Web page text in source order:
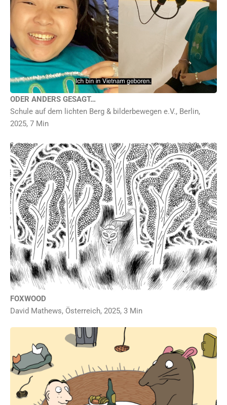
Muttersprachen selbst ein. Der Film verbindet ihre kreative Arbeit mit den
entstandenen Animationen – eine bunte Reise durch Kulturen, Sprachen und kreative
Perspektiven der Kinder. Ein Projekt von bilderbewegen e.V.
Weltpremiere
ODER ANDERS GESAGT…
Schule auf dem lichten Berg & bilderbewegen e.V., Berlin,
2025, 7 Min
Ein Fuchs streift durch sein Revier, einen menschenleeren, abgelegenen Wald, über
den kürzlich ein Sturm hinweggefegt ist. David Mathews animiert das neugierige Tier
bei seiner Erkundung und ermöglicht in atmosphärisch dichten
Schwarzweißzeichnungen einen raren, friedlichen Einblick in das Fuchsleben.
FOXWOOD
David Mathews, Österreich, 2025, 3 Min
Eine riesige freche Ratte ist bei unserem Protagonisten eingezogen. Sie pfeift zur
Musik im Radio mit, hockt im Kühlschrank, planscht in der Wanne und ist einfach